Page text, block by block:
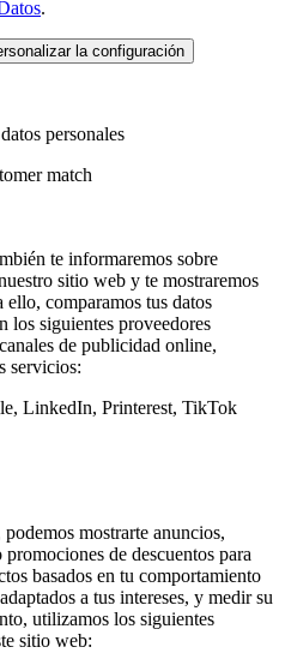
.
la configuración
personales
match
te informaremos sobre
sitio web y te mostraremos
ello, comparamos tus datos
los siguientes proveedores
de publicidad online,
servicios:
LinkedIn, Printerest, TikTok
mostrarte anuncios,
de descuentos para
basados en tu comportamiento
a tus intereses, y medir su
utilizamos los siguientes
sitio web: